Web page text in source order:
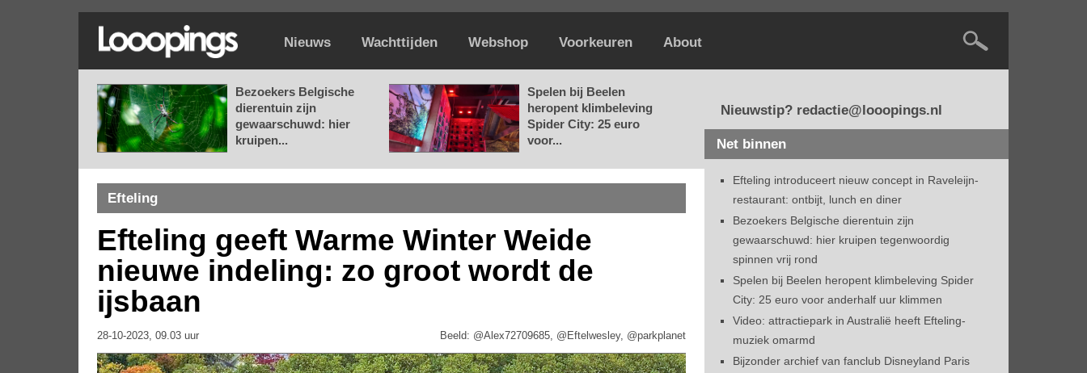
Nieuws Wachttijden Webshop Voorkeuren About
Bezoekers Belgische
dierentuin zijn
gewaarschuwd: hier
kruipen...
Spelen bij Beelen
heropent klimbeleving
Spider City: 25 euro
voor...
Efteling
Efteling geeft Warme Winter Weide
nieuwe indeling: zo groot wordt de
ijsbaan
28-10-2023, 09.03 uur Beeld: @Alex72709685, @Eftelwesley, @parkplanet
Nieuwstip? redactie@looopings.nl
Net binnen
Efteling introduceert nieuw concept in Raveleijn-
restaurant: ontbijt, lunch en diner
Bezoekers Belgische dierentuin zijn
gewaarschuwd: hier kruipen tegenwoordig
spinnen vrij rond
Spelen bij Beelen heropent klimbeleving Spider
City: 25 euro voor anderhalf uur klimmen
Video: attractiepark in Australië heeft Efteling-
muziek omarmd
Bijzonder archief van fanclub Disneyland Paris